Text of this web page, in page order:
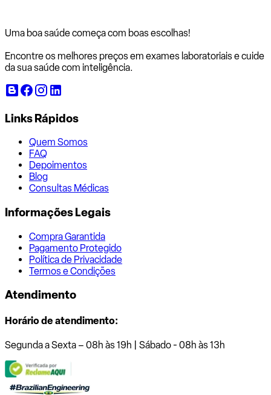
Uma boa saúde começa com boas escolhas!
Encontre os melhores preços em exames laboratoriais e cuide
da sua saúde com inteligência.
Links Rápidos
Quem Somos
FAQ
Depoimentos
Blog
Consultas Médicas
Informações Legais
Compra Garantida
Pagamento Protegido
Política de Privacidade
Termos e Condições
Atendimento
Horário de atendimento:
Segunda a Sexta – 08h às 19h | Sábado - 08h às 13h